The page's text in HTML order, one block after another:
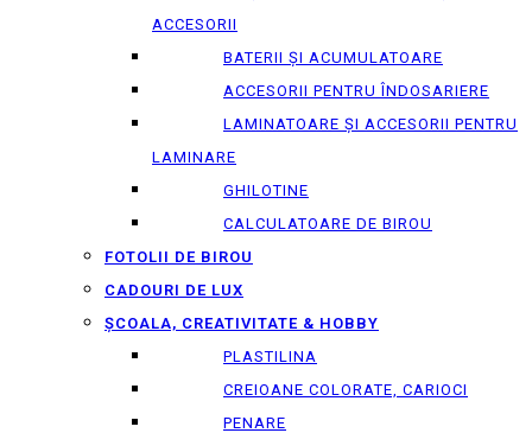
ACCESORII
BATERII ȘI ACUMULATOARE
ACCESORII PENTRU ÎNDOSARIERE
LAMINATOARE ȘI ACCESORII PENTRU
LAMINARE
GHILOTINE
CALCULATOARE DE BIROU
FOTOLII DE BIROU
CADOURI DE LUX
ȘCOALA, CREATIVITATE & HOBBY
PLASTILINA
CREIOANE COLORATE, CARIOCI
PENARE